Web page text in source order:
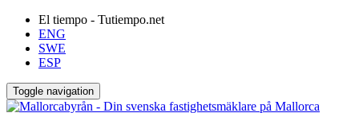
El tiempo - Tutiempo.net
ENG
SWE
ESP
Toggle navigation